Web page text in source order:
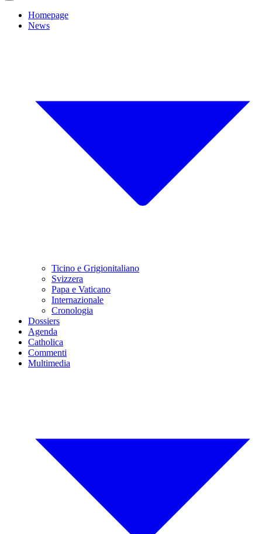
Homepage
News
Ticino e Grigionitaliano
Svizzera
Papa e Vaticano
Internazionale
Cronologia
Dossiers
Agenda
Catholica
Commenti
Multimedia